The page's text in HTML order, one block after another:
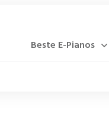
Beste E-Pianos